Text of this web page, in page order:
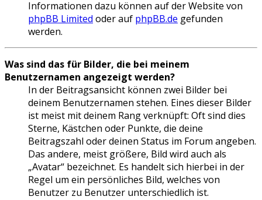
Informationen dazu können auf der Website von
phpBB Limited oder auf phpBB.de gefunden
werden.
Was sind das für Bilder, die bei meinem
Benutzernamen angezeigt werden?
In der Beitragsansicht können zwei Bilder bei
deinem Benutzernamen stehen. Eines dieser Bilder
ist meist mit deinem Rang verknüpft: Oft sind dies
Sterne, Kästchen oder Punkte, die deine
Beitragszahl oder deinen Status im Forum angeben.
Das andere, meist größere, Bild wird auch als
„Avatar“ bezeichnet. Es handelt sich hierbei in der
Regel um ein persönliches Bild, welches von
Benutzer zu Benutzer unterschiedlich ist.